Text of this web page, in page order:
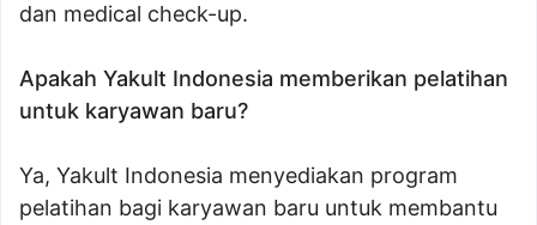
dan medical check-up.
Apakah Yakult Indonesia memberikan pelatihan
untuk karyawan baru?
Ya, Yakult Indonesia menyediakan program
pelatihan bagi karyawan baru untuk membantu